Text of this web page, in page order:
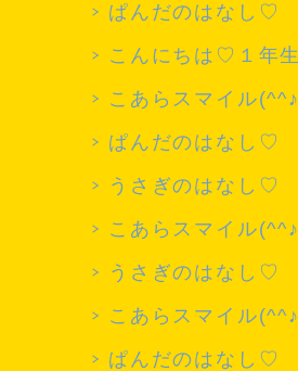
ぱんだのはなし♡
こんにちは♡１年生
こあらスマイル(^^♪
ぱんだのはなし♡
うさぎのはなし♡
こあらスマイル(^^♪
うさぎのはなし♡
こあらスマイル(^^♪
ぱんだのはなし♡